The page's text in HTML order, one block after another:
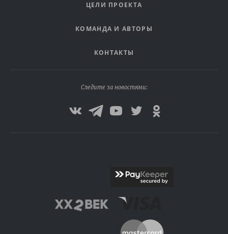
ЦЕЛИ ПРОЕКТА
КОМАНДА И АВТОРЫ
КОНТАКТЫ
Следите за новостями: